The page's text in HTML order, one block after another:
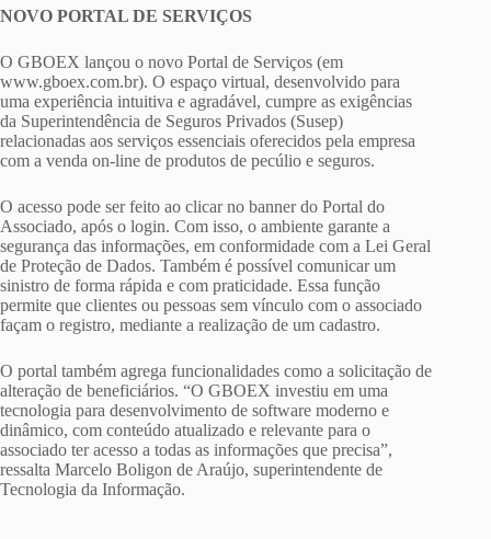
NOVO PORTAL DE SERVIÇOS
O GBOEX lançou o novo Portal de Serviços (em
www.gboex.com.br). O espaço virtual, desenvolvido para
uma experiência intuitiva e agradável, cumpre as exigências
da Superintendência de Seguros Privados (Susep)
relacionadas aos serviços essenciais oferecidos pela empresa
com a venda on-line de produtos de pecúlio e seguros.
O acesso pode ser feito ao clicar no banner do Portal do
Associado, após o login. Com isso, o ambiente garante a
segurança das informações, em conformidade com a Lei Geral
de Proteção de Dados. Também é possível comunicar um
sinistro de forma rápida e com praticidade. Essa função
permite que clientes ou pessoas sem vínculo com o associado
façam o registro, mediante a realização de um cadastro.
O portal também agrega funcionalidades como a solicitação de
alteração de beneficiários. “O GBOEX investiu em uma
tecnologia para desenvolvimento de software moderno e
dinâmico, com conteúdo atualizado e relevante para o
associado ter acesso a todas as informações que precisa”,
ressalta Marcelo Boligon de Araújo, superintendente de
Tecnologia da Informação.